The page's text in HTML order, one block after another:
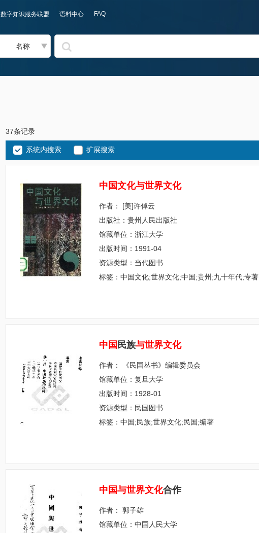
数字知识服务联盟 语料中心 FAQ
名称
37条记录
系统内搜索 扩展搜索
中 国文化与世界文化
作者： [美]许倬云
出版社：贵州人民出版社
馆藏单位：浙江大学
出版时间：1991-04
资源类型：当代图书
标签：中国文化;世界文化;中国;贵州;九十年代;专著
中 国 民族与世界文化
作者： 《民国丛书》编辑委员会
馆藏单位：复旦大学
出版时间：1928-01
资源类型：民国图书
标签：中国;民族;世界文化;民国;编著
中 国与世界文化合作
作者： 郭子雄
馆藏单位：中国人民大学